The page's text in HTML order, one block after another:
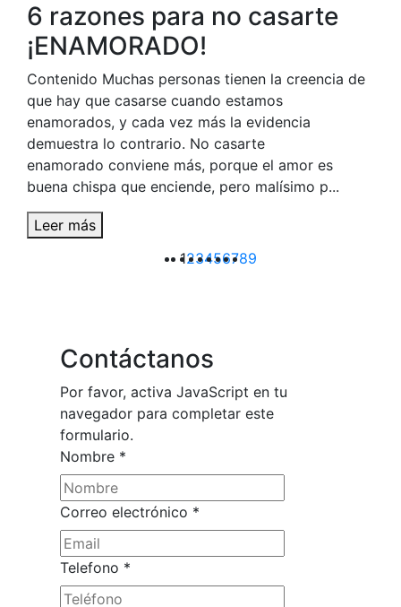
6 razones para no casarte
¡ENAMORADO!
Contenido Muchas personas tienen la creencia de
que hay que casarse cuando estamos
enamorados, y cada vez más la evidencia
demuestra lo contrario. No casarte
enamorado conviene más, porque el amor es
buena chispa que enciende, pero malísimo p...
Leer más
123456789
Contáctanos
Por favor, activa JavaScript en tu
navegador para completar este
formulario.
Nombre *
Nombre
Telefono
electrónico
Correo electrónico *
Telefono *